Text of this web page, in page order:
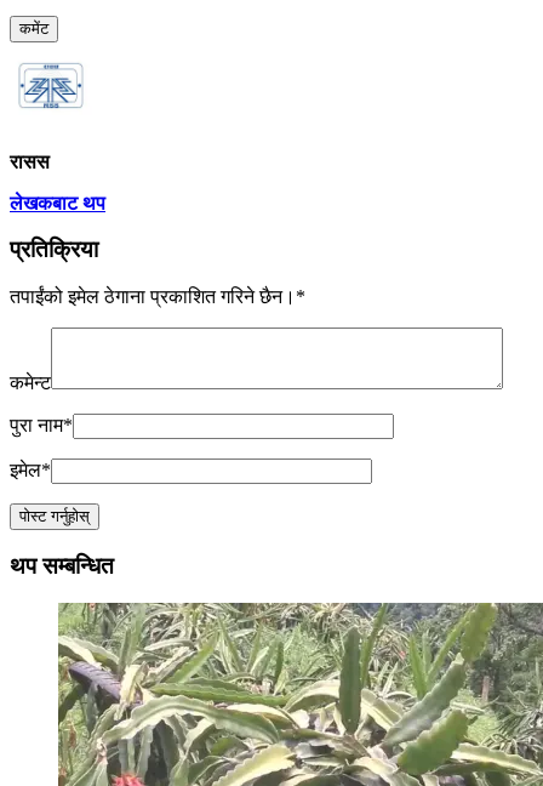
कमेंट
रासस
लेखकबाट थप
प्रतिक्रिया
तपाईंको इमेल ठेगाना प्रकाशित गरिने छैन। *
कमेन्ट
पुरा नाम*
इमेल*
थप सम्बन्धित